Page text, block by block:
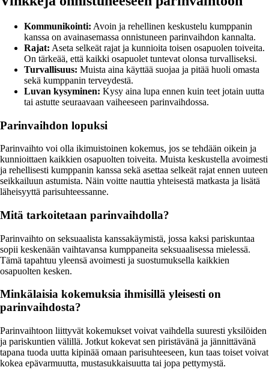
Kommunikointi: Avoin ja rehellinen keskustelu kumppanin
kanssa on avainasemassa onnistuneen parinvaihdon kannalta.
Rajat: Aseta selkeät rajat ja kunnioita toisen osapuolen toiveita.
On tärkeää, että kaikki osapuolet tuntevat olonsa turvalliseksi.
Turvallisuus: Muista aina käyttää suojaa ja pitää huoli omasta
sekä kumppanin terveydestä.
Luvan kysyminen: Kysy aina lupa ennen kuin teet jotain uutta
tai astutte seuraavaan vaiheeseen parinvaihdossa.
Parinvaihdon lopuksi
Parinvaihto voi olla ikimuistoinen kokemus, jos se tehdään oikein ja
kunnioittaen kaikkien osapuolten toiveita. Muista keskustella avoimesti
ja rehellisesti kumppanin kanssa sekä asettaa selkeät rajat ennen uuteen
seikkailuun astumista. Näin voitte nauttia yhteisestä matkasta ja lisätä
läheisyyttä parisuhteessanne.
Mitä tarkoitetaan parinvaihdolla?
Parinvaihto on seksuaalista kanssakäymistä, jossa kaksi pariskuntaa
sopii keskenään vaihtavansa kumppaneita seksuaalisessa mielessä.
Tämä tapahtuu yleensä avoimesti ja suostumuksella kaikkien
osapuolten kesken.
Minkälaisia kokemuksia ihmisillä yleisesti on
parinvaihdosta?
Parinvaihtoon liittyvät kokemukset voivat vaihdella suuresti yksilöiden
ja pariskuntien välillä. Jotkut kokevat sen piristävänä ja jännittävänä
tapana tuoda uutta kipinää omaan parisuhteeseen, kun taas toiset voivat
kokea epävarmuutta, mustasukkaisuutta tai jopa pettymystä.